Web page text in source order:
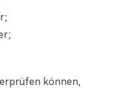
können,